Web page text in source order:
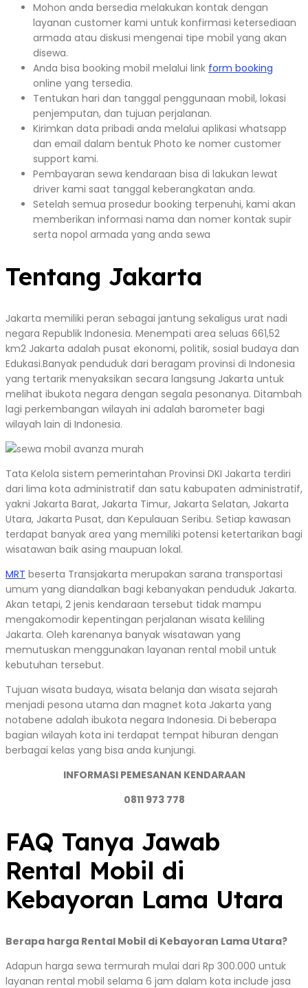
Mohon anda bersedia melakukan kontak dengan
layanan customer kami untuk konfirmasi ketersediaan
armada atau diskusi mengenai tipe mobil yang akan
disewa.
Anda bisa booking mobil melalui link form booking
online yang tersedia.
Tentukan hari dan tanggal penggunaan mobil, lokasi
penjemputan, dan tujuan perjalanan.
Kirimkan data pribadi anda melalui aplikasi whatsapp
dan email dalam bentuk Photo ke nomer customer
support kami.
Pembayaran sewa kendaraan bisa di lakukan lewat
driver kami saat tanggal keberangkatan anda.
Setelah semua prosedur booking terpenuhi, kami akan
memberikan informasi nama dan nomer kontak supir
serta nopol armada yang anda sewa
Tentang Jakarta
Jakarta memiliki peran sebagai jantung sekaligus urat nadi
negara Republik Indonesia. Menempati area seluas 661,52
km2 Jakarta adalah pusat ekonomi, politik, sosial budaya dan
Edukasi.Banyak penduduk dari beragam provinsi di Indonesia
yang tertarik menyaksikan secara langsung Jakarta untuk
melihat ibukota negara dengan segala pesonanya. Ditambah
lagi perkembangan wilayah ini adalah barometer bagi
wilayah lain di Indonesia.
Tata Kelola sistem pemerintahan Provinsi DKI Jakarta terdiri
dari lima kota administratif dan satu kabupaten administratif,
yakni Jakarta Barat, Jakarta Timur, Jakarta Selatan, Jakarta
Utara, Jakarta Pusat, dan Kepulauan Seribu. Setiap kawasan
terdapat banyak area yang memiliki potensi ketertarikan bagi
wisatawan baik asing maupuan lokal.
MRT beserta Transjakarta merupakan sarana transportasi
umum yang diandalkan bagi kebanyakan penduduk Jakarta.
Akan tetapi, 2 jenis kendaraan tersebut tidak mampu
mengakomodir kepentingan perjalanan wisata keliling
Jakarta. Oleh karenanya banyak wisatawan yang
memutuskan menggunakan layanan rental mobil untuk
kebutuhan tersebut.
Tujuan wisata budaya, wisata belanja dan wisata sejarah
menjadi pesona utama dan magnet kota Jakarta yang
notabene adalah ibukota negara Indonesia. Di beberapa
bagian wilayah kota ini terdapat tempat hiburan dengan
berbagai kelas yang bisa anda kunjungi.
INFORMASI PEMESANAN KENDARAAN
0811 973 778
FAQ Tanya Jawab
Rental Mobil di
Kebayoran Lama Utara
Berapa harga Rental Mobil di Kebayoran Lama Utara?
Adapun harga sewa termurah mulai dari Rp 300.000 untuk
layanan rental mobil selama 6 jam dalam kota include jasa